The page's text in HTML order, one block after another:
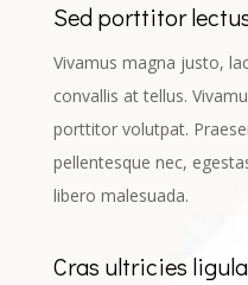
Sed porttitor
Vivamus magna justo,
convallis at tellus.
porttitor volutpat.
pellentesque nec,
libero malesuada.
Cras ultricies